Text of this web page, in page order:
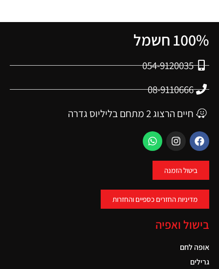
100% חשמל
054-9120035
08-9110666
חיים הרצוג 2 מתחם בליליוס גדרה
ביטול הזמנה
מדיניות החזרים כספיים והחזרות
בישול ואפיה
אופה לחם
גרילים